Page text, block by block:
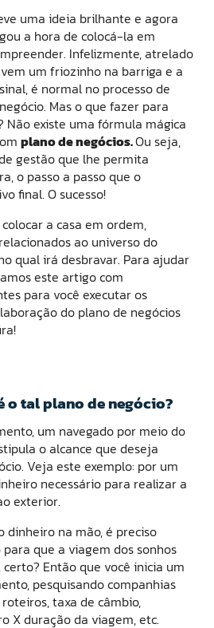
uma ideia brilhante e agora
a hora de colocá-la em
Infelizmente, atrelado
um friozinho na barriga e a
é normal no processo de
Mas o que fazer para
Não existe uma fórmula mágica
plano de negócios.Ou seja,
gestão que lhe permita
o passo a passo que o
final. O sucesso!
a casa em ordem,
ao universo do
qual irá desbravar. Para ajudar
este artigo com
para você executar os
do plano de negócios
o tal plano de negócio?
um navegado por meio do
o alcance que deseja
Veja este exemplo: por um
necessário para realizar a
exterior.
dinheiro na mão, é preciso
que a viagem dos sonhos
Então que você inicia um
pesquisando companhias
taxa de câmbio,
X duração da viagem, etc.